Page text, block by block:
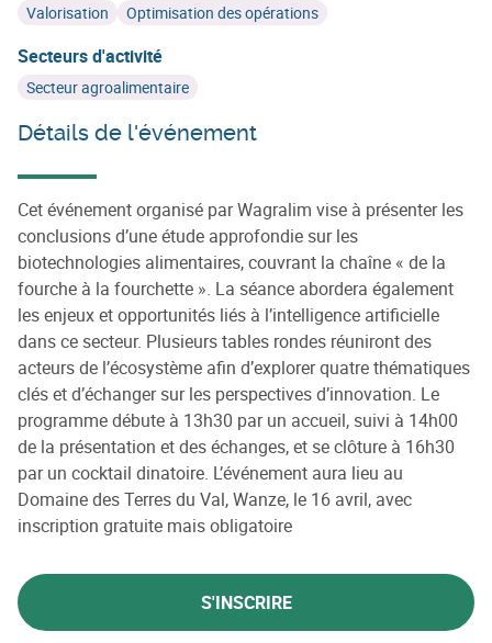
Valorisation
Optimisation des opérations
Secteurs d'activité
Secteur agroalimentaire
Détails de l'événement
Cet événement organisé par Wagralim vise à présenter les
conclusions d’une étude approfondie sur les
biotechnologies alimentaires, couvrant la chaîne « de la
fourche à la fourchette ». La séance abordera également
les enjeux et opportunités liés à l’intelligence artificielle
dans ce secteur. Plusieurs tables rondes réuniront des
acteurs de l’écosystème afin d’explorer quatre thématiques
clés et d’échanger sur les perspectives d’innovation. Le
programme débute à 13h30 par un accueil, suivi à 14h00
de la présentation et des échanges, et se clôture à 16h30
par un cocktail dinatoire. L’événement aura lieu au
Domaine des Terres du Val, Wanze, le 16 avril, avec
inscription gratuite mais obligatoire
S'INSCRIRE